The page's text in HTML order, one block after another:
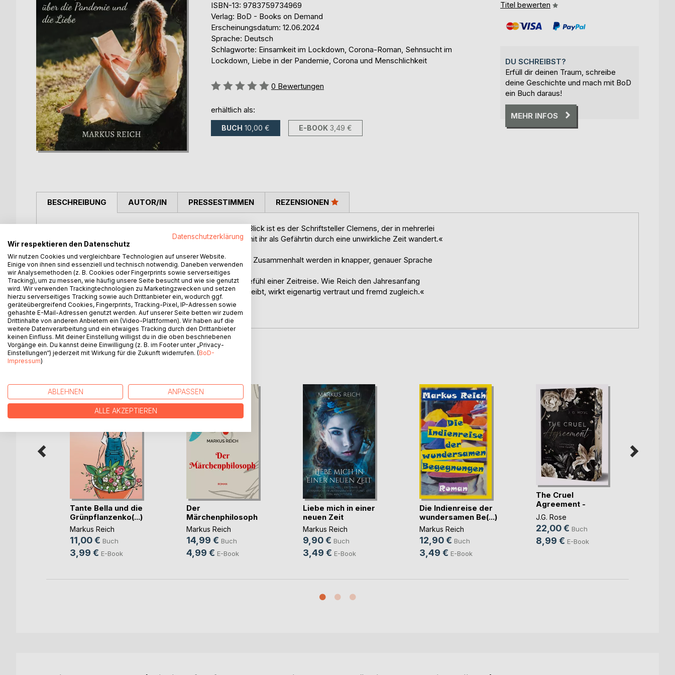
ISBN-13: 9783759734969
Verlag: BoD - Books on Demand
Erscheinungsdatum: 12.06.2024
Sprache: Deutsch
Schlagworte: Einsamkeit im Lockdown, Corona-Roman, Sehnsucht im
Lockdown, Liebe in der Pandemie, Corona und Menschlichkeit
Bewertung::
0 Bewertungen
erhältlich als:
BUCH 10,00 € E-BOOK 3,49 €
Titel bewerten
DU SCHREIBST?
Erfüll dir deinen Traum, schreibe
deine Geschichte und mach mit BoD
ein Buch daraus!
MEHR INFOS
BESCHREIBUNG
»Doch wer ist nun dieser "Corona Idiot"? Auf den ersten Blick ist es der Schriftsteller Clemens, der in mehrerlei
Hinsicht seine Heimat verliert, dann Sarah begegnet und mit ihr als Gefährtin durch eine unwirkliche Zeit wandert.«
Südkurier
»Hilflosigkeit, Angst und Entzweiung, aber auch Liebe und Zusammenhalt werden in knapper, genauer Sprache
geschildert.« QLT
»Schon zu Beginn der Lektüre hat man das eigenartige Gefühl einer Zeitreise. Wie Reich den Jahresanfang
unmittelbar vor Ausbreitung des Virus nach Europa beschreibt, wirkt eigenartig vertraut und fremd zugleich.«
Schwarzwälder Bote
»Und plötzlich war die Grenze zu.« Konstanzer Anzeiger
AUTOR/IN PRESSESTIMMEN REZENSIONEN
WEITERE TITEL BEIBoD
Tante Bella und die
Grünpflanzenko(...)
Markus Reich
11,00 € Buch
3,99 € E-Book
Der
Märchenphilosoph
Markus Reich
14,99 € Buch
4,99 € E-Book
Liebe mich in einer
neuen Zeit
Markus Reich
9,90 € Buch
3,49 € E-Book
Die Indienreise der
wundersamen Be(...)
Markus Reich
12,90 € Buch
3,49 € E-Book
The Cruel
Agreement -
Gestohlen vo(...)
J.G. Rose
22,00 € Buch
8,99 € E-Book
Datenschutzerklärung
Wir respektieren den Datenschutz
Wir nutzen Cookies und vergleichbare Technologien auf unserer Website.
Einige von ihnen sind essenziell und technisch notwendig. Daneben verwenden
wir Analysemethoden (z. B. Cookies oder Fingerprints sowie serverseitiges
Tracking), um zu messen, wie häufig unsere Seite besucht und wie sie genutzt
wird. Wir verwenden Trackingtechnologien zu Marketingzwecken und setzen
hierzu serverseitiges Tracking sowie auch Drittanbieter ein, wodurch ggf.
geräteübergreifend Cookies, Fingerprints, Tracking-Pixel, IP-Adressen sowie
gehashte E-Mail-Adressen genutzt werden. Auf unserer Seite betten wir zudem
Drittinhalte von anderen Anbietern ein (Video-Plattformen). Wir haben auf die
weitere Datenverarbeitung und ein etwaiges Tracking durch den Drittanbieter
keinen Einfluss. Mit deiner Einstellung willigst du in die oben beschriebenen
Vorgänge ein. Du kannst deine Einwilligung (z. B. im Footer unter „Privacy-
Einstellungen“) jederzeit mit Wirkung für die Zukunft widerrufen. (BoD-
Impressum)
ABLEHNEN ANPASSEN
ALLE AKZEPTIEREN